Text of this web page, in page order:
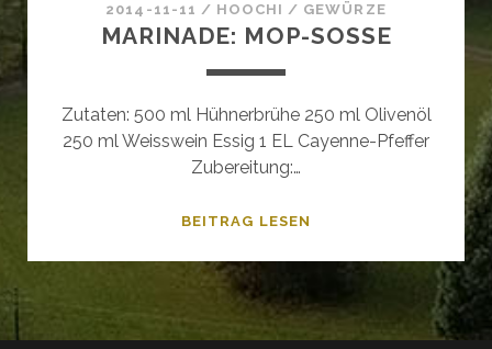
2014-11-11 / HOOCHI / GEWÜRZE
MARINADE: MOP-SOSSE
Zutaten: 500 ml Hühnerbrühe 250 ml Olivenöl
250 ml Weisswein Essig 1 EL Cayenne-Pfeffer
Zubereitung:…
BEITRAG LESEN